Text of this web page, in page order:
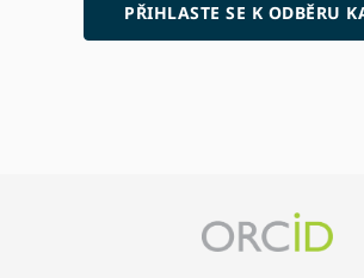
PŘIHLASTE SE K ODBĚRU